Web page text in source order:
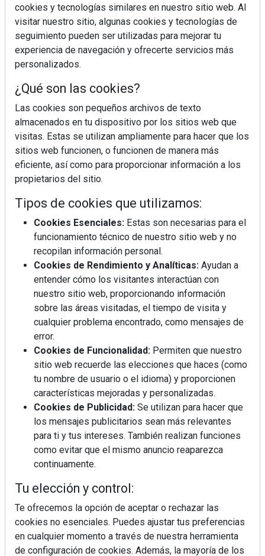
La industrialización, descarbonización y el Plan
BIM España, a debate en REBUILD
MÁS LEÍDOS
La cocina resiste, el mercado duda
MHK Ibérica potencia el crecimiento
de sus asociados con la
marca musterhaus küchen
Diseño, orden y sostenibilidad marcan
¿Por qué la cocina ha destronado al
salón como el espacio favorito de la
casa?
Sapienstone y Cupa Stone refuerzan
su alianza con una nueva superficie
cerámica que anticipa las tendencias
LivingPINO® amplía su visión del
hogar con el lanzamiento de su nueva
línea de armarios
Crecimiento a distintas velocidades: el
futuro económico de Andalucía,
cookies y tecnologías similares en nuestro sitio web. Al
visitar nuestro sitio, algunas cookies y tecnologías de
seguimiento pueden ser utilizadas para mejorar tu
experiencia de navegación y ofrecerte servicios más
personalizados.
¿Qué son las cookies?
Las cookies son pequeños archivos de texto
almacenados en tu dispositivo por los sitios web que
visitas. Estas se utilizan ampliamente para hacer que los
sitios web funcionen, o funcionen de manera más
eficiente, así como para proporcionar información a los
propietarios del sitio.
Tipos de cookies que utilizamos:
Cookies Esenciales: Estas son necesarias para el
funcionamiento técnico de nuestro sitio web y no
recopilan información personal.
Cookies de Rendimiento y Analíticas: Ayudan a
entender cómo los visitantes interactúan con
nuestro sitio web, proporcionando información
sobre las áreas visitadas, el tiempo de visita y
cualquier problema encontrado, como mensajes de
error.
Cookies de Funcionalidad: Permiten que nuestro
sitio web recuerde las elecciones que haces (como
tu nombre de usuario o el idioma) y proporcionen
características mejoradas y personalizadas.
Cookies de Publicidad: Se utilizan para hacer que
los mensajes publicitarios sean más relevantes
para ti y tus intereses. También realizan funciones
como evitar que el mismo anuncio reaparezca
continuamente.
Tu elección y control:
Te ofrecemos la opción de aceptar o rechazar las
cookies no esenciales. Puedes ajustar tus preferencias
en cualquier momento a través de nuestra herramienta
de configuración de cookies. Además, la mayoría de los